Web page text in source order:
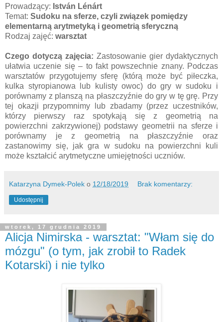
Prowadzący: István Lénárt
Temat: Sudoku na sferze, czyli związek pomiędzy
elementarną arytmetyką i geometrią sferyczną
Rodzaj zajęć: warsztat
Czego dotyczą zajęcia: Zastosowanie gier dydaktycznych
ułatwia uczenie się – to fakt powszechnie znany. Podczas
warsztatów przygotujemy sferę (którą może być piłeczka,
kulka styropianowa lub kulisty owoc) do gry w sudoku i
porównamy z planszą na płaszczyźnie do gry w tę grę. Przy
tej okazji przypomnimy lub zbadamy (przez uczestników,
którzy pierwszy raz spotykają się z geometrią na
powierzchni zakrzywionej) podstawy geometrii na sferze i
porównamy je z geometrią na płaszczyźnie oraz
zastanowimy się, jak gra w sudoku na powierzchni kuli
może kształcić arytmetyczne umiejętności uczniów.
Katarzyna Dymek-Polek o 12/18/2019 Brak komentarzy:
Udostępnij
wtorek, 17 grudnia 2019
Alicja Nimirska - warsztat: "Włam się do
mózgu" (o tym, jak zrobił to Radek
Kotarski) i nie tylko